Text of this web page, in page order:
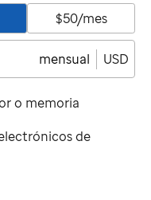
$50/mes
mensual USD
o memoria
de